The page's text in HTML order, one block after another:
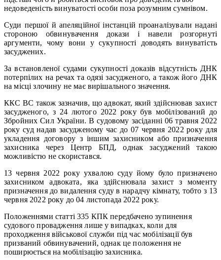
недоведеність винуватості особи поза розумним сумнівом.
Суди першої й апеляційної інстанцій проаналізували надані
стороною обвинувачення докази і навели розгорнуті
аргументи, чому вони у сукупності доводять винуватість
засуджених.
За встановленої судами сукупності доказів відсутність ДНК
потерпілих на речах та одязі засудженого, а також його ДНК
на місці злочину не має вирішального значення.
ККС ВС також зазначив, що адвокат, який здійснював захист
засудженого, з 24 лютого 2022 року був мобілізований до
Збройних Сил України. В судовому засіданні 06 травня 2022
року суд надав засудженому час до 07 червня 2022 року для
укладення договору з іншим захисником або призначення
захисника через Центр БПД, однак засуджений такою
можливістю не скористався.
13 червня 2022 року ухвалою суду йому було призначено
захисником адвоката, яка здійснювала захист з моменту
призначення до видалення суду в нарадчу кімнату, тобто з 13
червня 2022 року до 04 листопада 2022 року.
Положеннями статті 335 КПК передбачено зупинення
судового провадження лише у випадках, коли для
проходження військової служби під час мобілізації був
призваний обвинувачений, однак це положення не
поширюється на мобілізацію захисника.